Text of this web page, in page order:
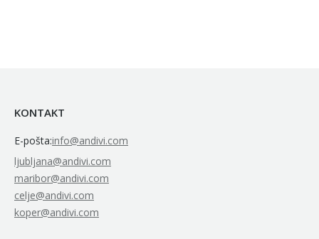
KONTAKT
E-pošta:info@andivi.com
ljubljana@andivi.com
maribor@andivi.com
celje@andivi.com
koper@andivi.com